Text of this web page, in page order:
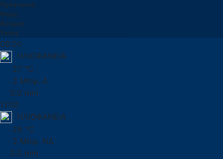
Πρόγνωση
Θερμ.
Άνεμος
Υετός
08:00
ΗΛΙΟΦΑΝΕΙΑ
27 °C
2 Μπφ. Α
0.0 mm
11:00
ΗΛΙΟΦΑΝΕΙΑ
28 °C
2 Μπφ. ΝΔ
0.0 mm